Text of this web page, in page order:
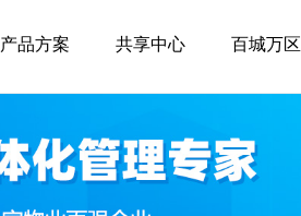
产品方案 共享中心 百城万区